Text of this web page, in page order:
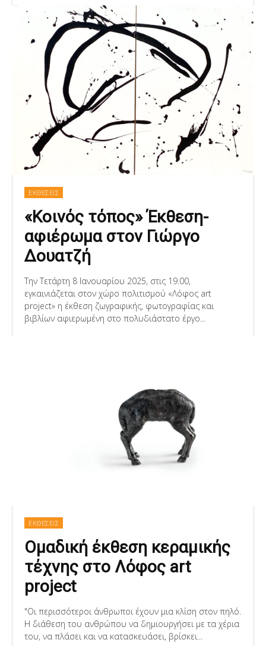
ΕΚΘΕΣΕΙΣ
«Κοινός τόπος» Έκθεση-
αφιέρωμα στον Γιώργο
Δουατζή
Την Τετάρτη 8 Ιανουαρίου 2025, στις 19.00,
εγκαινιάζεται στον χώρο πολιτισμού «Λόφος art
project» η έκθεση ζωγραφικής, φωτογραφίας και
βιβλίων αφιερωμένη στο πολυδιάστατο έργο...
ΕΚΘΕΣΕΙΣ
Ομαδική έκθεση κεραμικής
τέχνης στο Λόφος art
project
"Οι περισσότεροι άνθρωποι έχουν μια κλίση στον πηλό.
Η διάθεση του ανθρώπου να δημιουργήσει με τα χέρια
του, να πλάσει και να κατασκευάσει, βρίσκει...